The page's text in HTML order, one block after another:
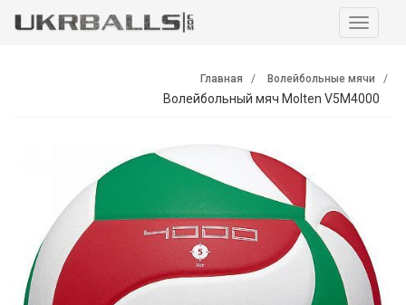
Главная Волейбольные мячи
Волейбольный мяч Molten V5M4000